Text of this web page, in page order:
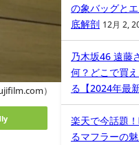
）
の象バッグと
底解剖 12月 2,
乃木坂46 遠藤
何？どこで買
る【2024年最新
楽天で今話題
るマフラーの